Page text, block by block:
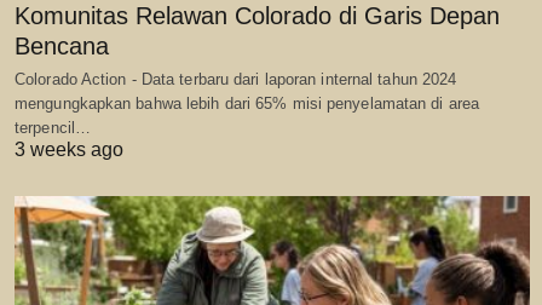
Komunitas Relawan Colorado di Garis Depan
Bencana
Colorado Action - Data terbaru dari laporan internal tahun 2024
mengungkapkan bahwa lebih dari 65% misi penyelamatan di area
terpencil…
3 weeks ago